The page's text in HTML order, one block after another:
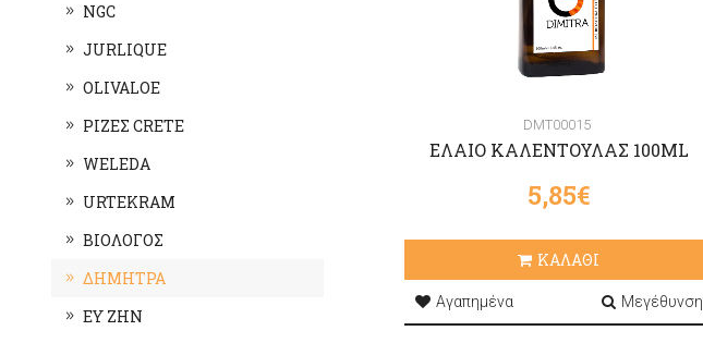
NGC
JURLIQUE
OLIVALOE
ΡΙΖΕΣ CRETE
WELEDA
URTEKRAM
ΒΙΟΛΟΓΟΣ
ΔΗΜΗΤΡΑ
ΕΥ ΖΗΝ
DMT00015
ΕΛΑΙΟ ΚΑΛΕΝΤΟΥΛΑΣ 100ML
5,85€
ΚΑΛΑΘΙ
Αγαπημένα Μεγέθυνση